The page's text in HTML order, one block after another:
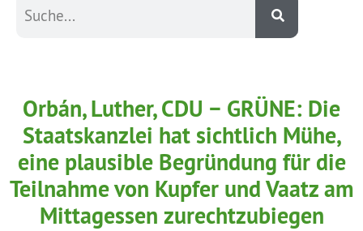
Orbán, Luther, CDU − GRÜNE: Die
Staatskanzlei hat sichtlich Mühe,
eine plausible Begründung für die
Teilnahme von Kupfer und Vaatz am
Mittagessen zurechtzubiegen